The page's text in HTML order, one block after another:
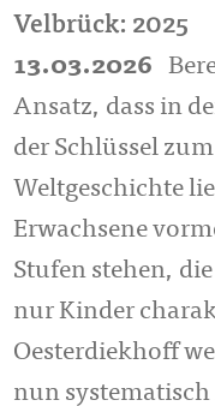
Velbrück: 2025
13.03.2026
Ansatz, dass in
der Schlüssel
Weltgeschichte
Erwachsene
Stufen stehen,
nur Kinder
Oesterdiekhoff
nun